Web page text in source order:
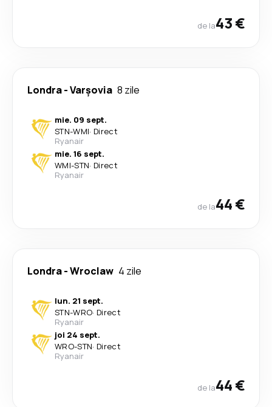
de la43 €
Londra-Varşovia 8 zile
mie. 09 sept.
STN-WMI· Direct
Ryanair
mie. 16 sept.
WMI-STN· Direct
Ryanair
de la44 €
Londra-Wroclaw 4 zile
lun. 21 sept.
STN-WRO· Direct
Ryanair
joi 24 sept.
WRO-STN· Direct
Ryanair
de la44 €